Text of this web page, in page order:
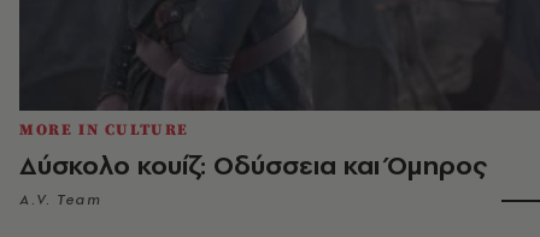
MORE IN CULTURE
Δύσκολο κουίζ: Οδύσσεια και Όμηρος
A.V. Team